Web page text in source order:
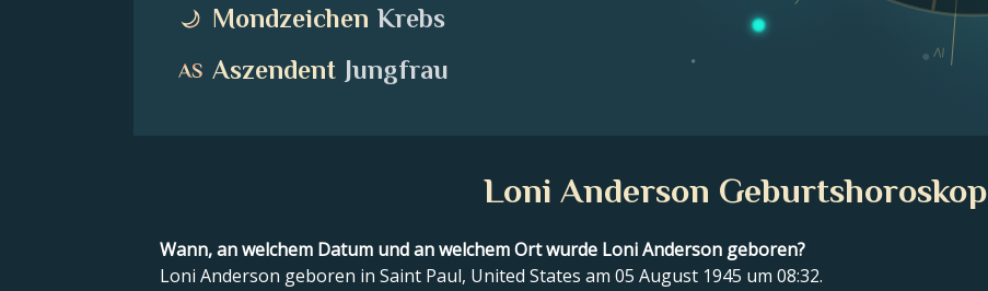
Mondzeichen Krebs
Aszendent Jungfrau
IV
Loni Anderson Geburtshoroskop
Wann, an welchem Datum und an welchem Ort wurde Loni Anderson geboren?
Loni Anderson geboren in Saint Paul, United States am 05 August 1945 um 08:32.